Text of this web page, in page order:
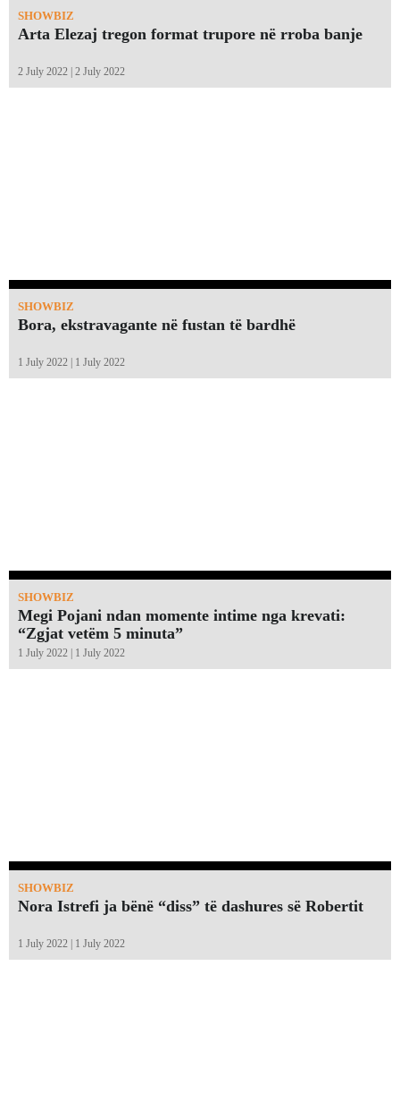
SHOWBIZ
Arta Elezaj tregon format trupore në rroba banje
2 July 2022 | 2 July 2022
SHOWBIZ
Bora, ekstravagante në fustan të bardhë
1 July 2022 | 1 July 2022
SHOWBIZ
Megi Pojani ndan momente intime nga krevati:
“Zgjat vetëm 5 minuta”￼
1 July 2022 | 1 July 2022
SHOWBIZ
Nora Istrefi ja bënë “diss” të dashures së Robertit
1 July 2022 | 1 July 2022